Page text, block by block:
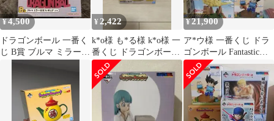
¥4,500
ドラゴンボール 一番く
じ B賞 ブルマ ミラー付
¥ 2,422
k*o様 も*る様 k*o様 一
番くじ ドラゴンボール
B賞 孫悟飯の急須
¥21,900
ア*ウ様 一番くじ ドラ
ゴンボール Fantastic
Adventure 2